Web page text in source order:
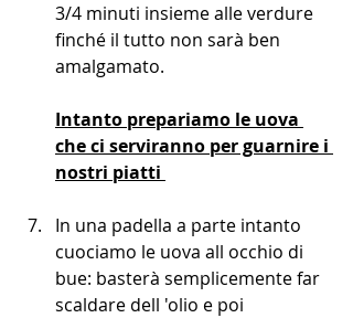
3/4 minuti insieme alle verdure
finché il tutto non sarà ben
amalgamato.
Intanto prepariamo le uova
che ci serviranno per guarnire i
nostri piatti
In una padella a parte intanto
cuociamo le uova all occhio di
bue: basterà semplicemente far
scaldare dell 'olio e poi